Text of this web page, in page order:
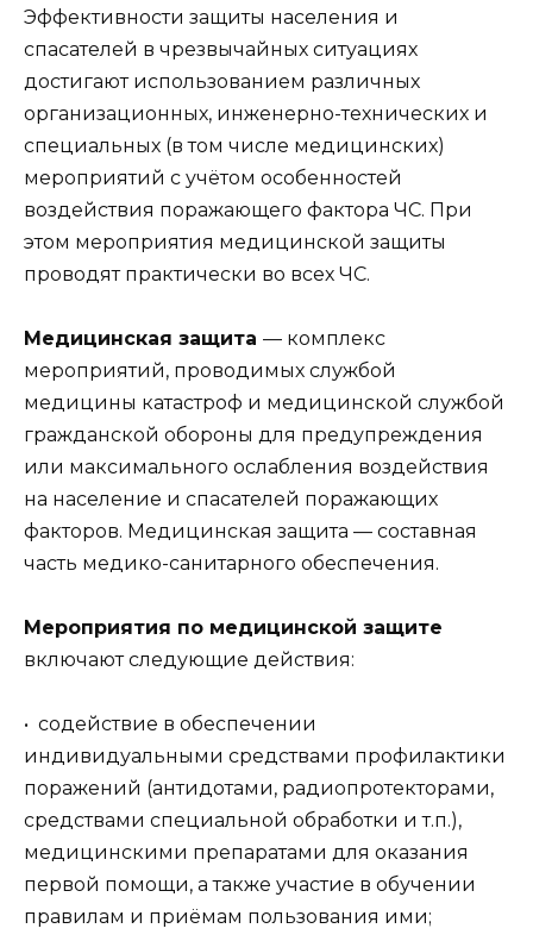
Эффективности защиты населения и
спасателей в чрезвычайных ситуациях
достигают использованием различных
организационных, инженерно-технических и
специальных (в том числе медицинских)
мероприятий с учётом особенностей
воздействия поражающего фактора ЧС. При
этом мероприятия медицинской защиты
проводят практически во всех ЧС.
Медицинская защита — комплекс
мероприятий, проводимых службой
медицины катастроф и медицинской службой
гражданской обороны для предупреждения
или максимального ослабления воздействия
на население и спасателей поражающих
факторов. Медицинская защита — составная
часть медико-санитарного обеспечения.
Мероприятия по медицинской защите
включают следующие действия:
• содействие в обеспечении
индивидуальными средствами профилактики
поражений (антидотами, радиопротекторами,
средствами специальной обработки и т.п.),
медицинскими препаратами для оказания
первой помощи, а также участие в обучении
правилам и приёмам пользования ими;